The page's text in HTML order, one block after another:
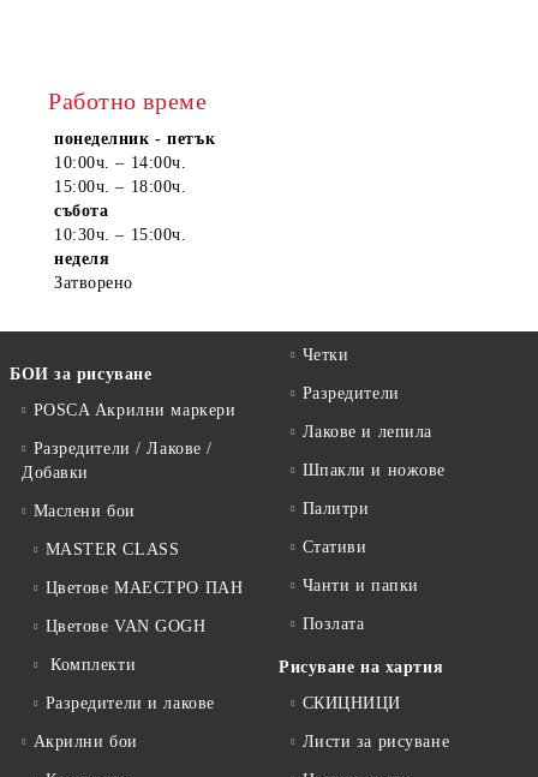
Работно време
понеделник - петък
10:00ч. – 14:00ч.
15:00ч. – 18:00ч.
събота
10:30ч. – 15:00ч.
неделя
Затворено
БОИ за рисуване
POSCA Акрилни маркери
Разредители / Лакове /
Добавки
Маслени бои
MASTER CLASS
Цветове МАЕСТРО ПАН
Цветове VAN GOGH
Комплекти
Разредители и лакове
Акрилни бои
Четки
Разредители
Лакове и лепила
Шпакли и ножове
Палитри
Стативи
Чанти и папки
Позлата
Рисуване на хартия
СКИЦНИЦИ
Листи за рисуване